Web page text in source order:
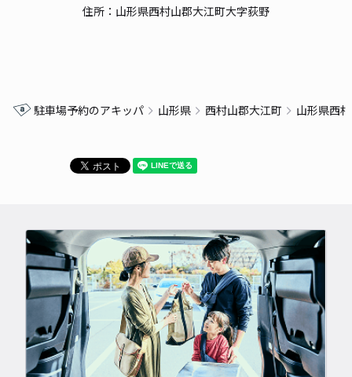
住所：山形県西村山郡大江町大字荻野
駐車場予約のアキッパ 山形県 西村山郡大江町 山形県西